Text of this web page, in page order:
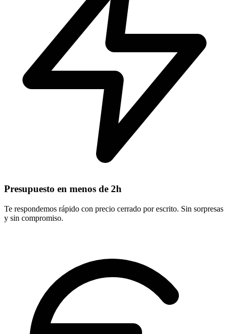
Presupuesto en menos de 2h
Te respondemos rápido con precio cerrado por escrito. Sin sorpresas
y sin compromiso.